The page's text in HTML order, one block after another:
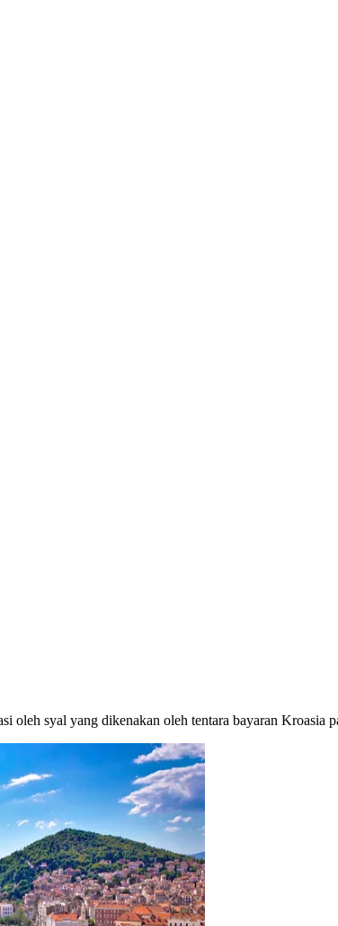
oleh syal yang dikenakan oleh tentara bayaran Kroasia